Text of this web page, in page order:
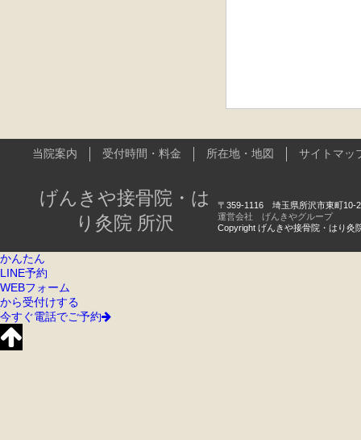
当院案内 受付時間・料金 所在地・地図 サイトマッ
げんきや接骨院・は
り灸院 所沢
〒359-1116 埼玉県所沢市東町10-
運営会社 げんきやグループ
Copyright げんきや接骨院・はり灸
かんたん
LINE予約
WEBフォーム
から受付けする
今すぐ電話でご予約